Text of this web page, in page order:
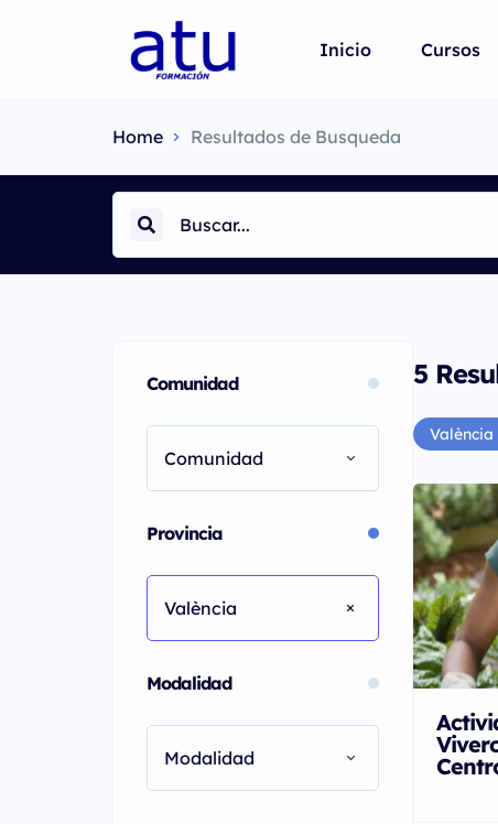
Inicio Cursos
Home Resultados de Busqueda
Comunidad
Comunidad
Provincia
València
Modalidad
Modalidad
5
València